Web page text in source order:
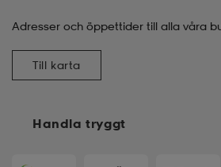
Handla tryggt
Adresser och öppettider till alla våra
Till karta